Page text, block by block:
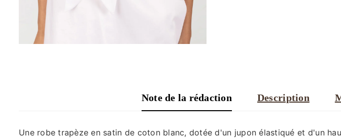
Note de la rédaction Description
Une robe trapèze en satin de coton blanc, dotée d'un jupon élastiqué et d'un